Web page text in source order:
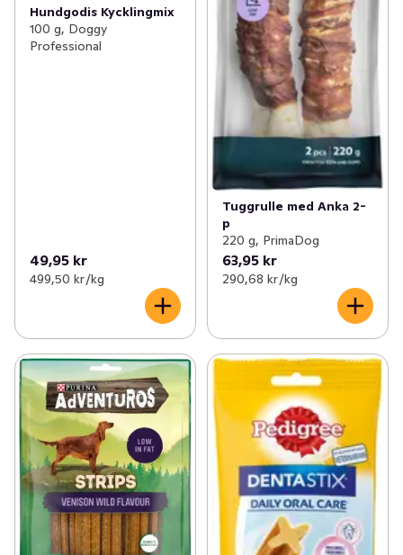
Hundgodis Kycklingmix
100 g, Doggy
Professional
49,95 kr
499,50 kr /kg
Tuggrulle med Anka 2-
p
220 g, PrimaDog
63,95 kr
290,68 kr /kg